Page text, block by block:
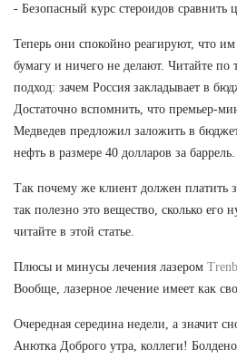
- Безопасный курс стероидов сравнить
Теперь они спокойно реагируют, что
бумагу и ничего не делают. Читайте по
подход: зачем Россия закладывает в
Достаточно вспомнить, что премьер-
Медведев предложил заложить в
нефть в размере 40 долларов за баррель.
Так почему же клиент должен платить
так полезно это вещество, сколько его
читайте в этой статье.
Плюсы и минусы лечения лазером
Вообще, лазерное лечение имеет как
Очередная середина недели, а значит
Анютка Доброго утра, коллеги!